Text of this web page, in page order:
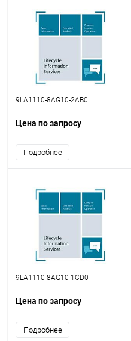
9LA1110-8AG10-2AB0
Цена по запросу
Подробнее
9LA1110-8AG10-1CD0
Цена по запросу
Подробнее